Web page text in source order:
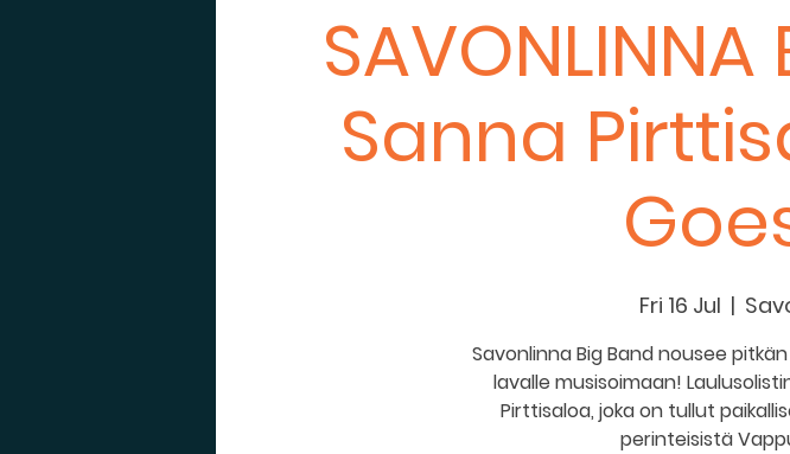
Sanna
Fri 16 Jul
  |
Savonlinna Big Band nousee
lavalle musisoimaan!
Pirttisaloa, joka on tullut
perinteisistä